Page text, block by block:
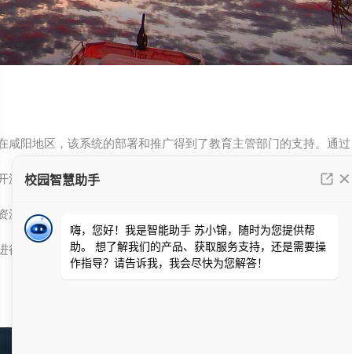
咸阳地区，该系统的部署和推广得到了教育主管部门的支持。通过
源模式，不仅降低了开发成本，还促进了各高校之间的技术交流与
源共享。此外，系统具备良好的可扩展性，可根据不同学校的需求
行二次开发和定制化配置。